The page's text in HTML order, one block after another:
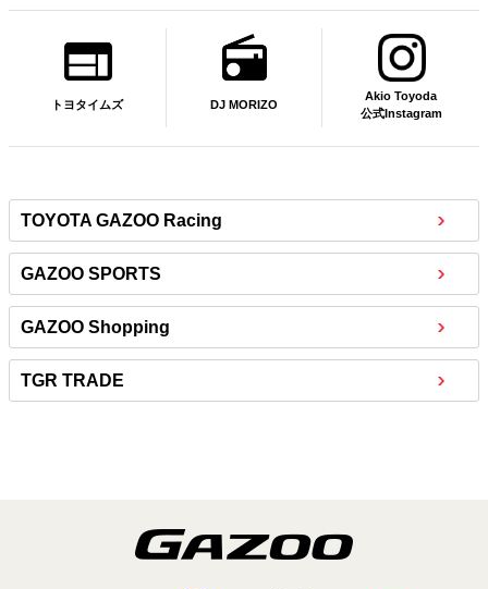
トヨタイムズ DJ MORIZO
Akio Toyoda
公式Instagram
TOYOTA GAZOO Racing
GAZOO SPORTS
GAZOO Shopping
TGR TRADE